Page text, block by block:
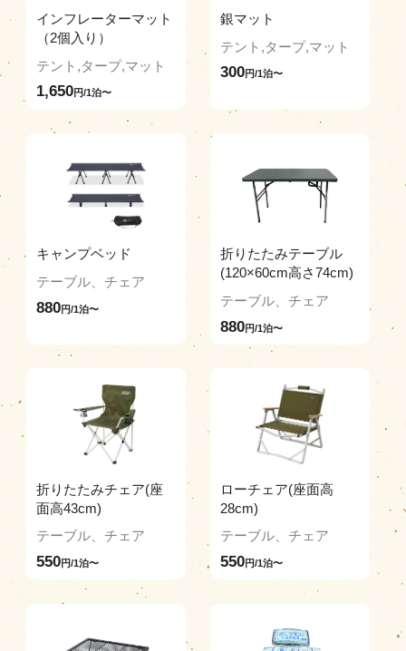
インフレーターマット
（2個入り）
テント,タープ,マット
1,650円/1泊〜
銀マット
テント,タープ,マット
300円/1泊〜
キャンプベッド
テーブル、チェア
880円/1泊〜
折りたたみテーブル
(120×60cm高さ74cm)
テーブル、チェア
880円/1泊〜
折りたたみチェア(座
面高43cm)
テーブル、チェア
550円/1泊〜
ローチェア(座面高
28cm)
テーブル、チェア
550円/1泊〜